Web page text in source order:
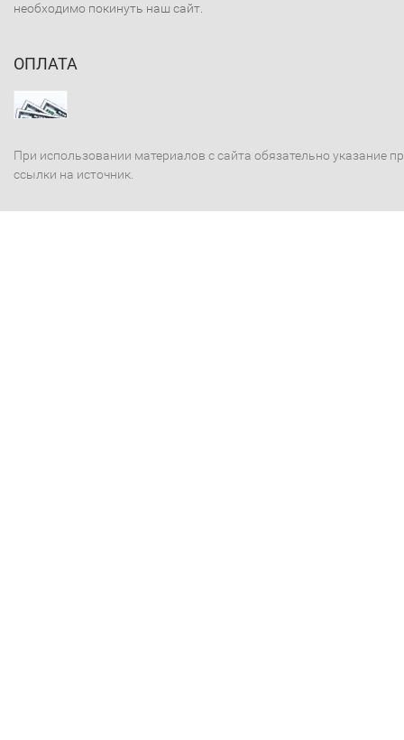
необходимо покинуть наш сайт.
ОПЛАТА
При использовании материалов с сайта обязательно указание
ссылки на источник.